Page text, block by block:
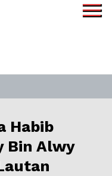
Habib
Bin Alwy